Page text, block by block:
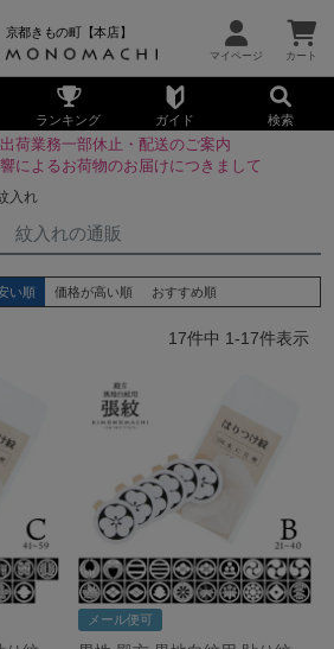
京都きもの町【本店】
ランキング ガイド 検索
荷業務一部休止・配送のご案内
によるお荷物のお届けにつきまして
入れ
紋入れの通販
い順 価格が高い順 おすすめ順
17件中 1-17件表示
メール便可